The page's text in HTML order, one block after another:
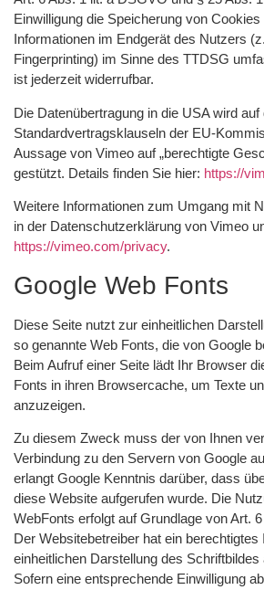
Einwilligung die Speicherung von
Informationen im Endgerät des Nutzers
Fingerprinting) im Sinne des TTDSG
ist jederzeit widerrufbar.
Die Datenübertragung in die USA wird auf
Standardvertragsklauseln der EU-
Aussage von Vimeo auf „berechtigte
gestützt. Details finden Sie hier: https://
Weitere Informationen zum Umgang mit
in der Datenschutzerklärung von Vimeo
https://vimeo.com/privacy.
Google Web Fonts
Diese Seite nutzt zur einheitlichen
so genannte Web Fonts, die von Google
Beim Aufruf einer Seite lädt Ihr Browser
Fonts in ihren Browsercache, um Texte
anzuzeigen.
Zu diesem Zweck muss der von Ihnen
Verbindung zu den Servern von Google
erlangt Google Kenntnis darüber, dass
diese Website aufgerufen wurde. Die
WebFonts erfolgt auf Grundlage von Art.
Der Websitebetreiber hat ein berechtigtes
einheitlichen Darstellung des Schriftbildes
Sofern eine entsprechende Einwilligung